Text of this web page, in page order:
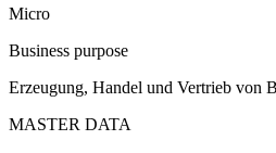
Micro
Business purpose
Erzeugung, Handel und Vertrieb von
MASTER DATA